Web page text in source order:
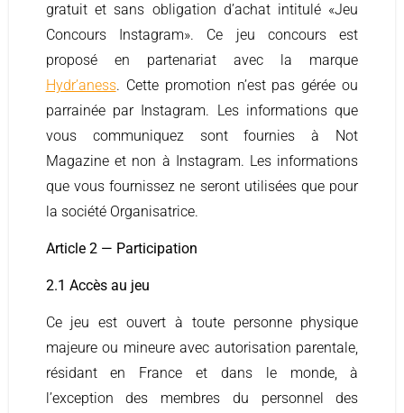
gratuit et sans obligation d’achat intitulé «Jeu
Concours Instagram». Ce jeu concours est
proposé en partenariat avec la marque
Hydr’aness. Cette promotion n’est pas gérée ou
parrainée par Instagram. Les informations que
vous communiquez sont fournies à Not
Magazine et non à Instagram. Les informations
que vous fournissez ne seront utilisées que pour
la société Organisatrice.
Article 2 — Participation
2.1 Accès au jeu
Ce jeu est ouvert à toute personne physique
majeure ou mineure avec autorisation parentale,
résidant en France et dans le monde, à
l’exception des membres du personnel des